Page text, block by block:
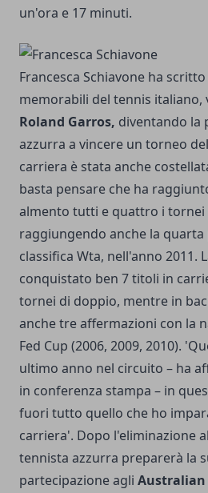
un'ora e 17 minuti.
Francesca Schiavone ha
memorabili del tennis italiano,
Roland Garros, diventando la
azzurra a vincere un torneo
carriera è stata anche
basta pensare che ha
almento tutti e quattro i tornei
raggiungendo anche la quarta
classifica Wta, nell'anno 2011.
conquistato ben 7 titoli in
tornei di doppio, mentre in
anche tre affermazioni con la
Fed Cup (2006, 2009, 2010).
ultimo anno nel circuito – ha
in conferenza stampa – in
fuori tutto quello che ho
carriera'. Dopo l'eliminazione
tennista azzurra preparerà la
partecipazione agli Australian